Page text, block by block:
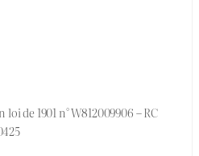
de 1901 n° W812009906 – RC